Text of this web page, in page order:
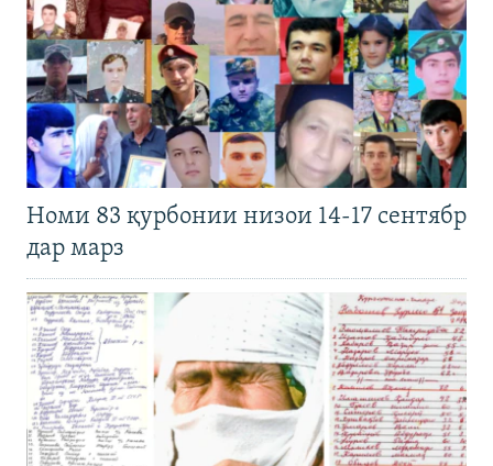
Номи 83 қурбонии низои 14-17 сентябр
дар марз